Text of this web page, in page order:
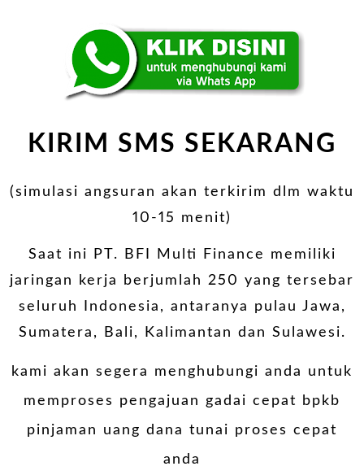
KIRIM SMS SEKARANG
(simulasi angsuran akan terkirim dlm waktu
10-15 menit)
Saat ini PT. BFI Multi Finance memiliki
jaringan kerja berjumlah 250 yang tersebar
seluruh Indonesia, antaranya pulau Jawa,
Sumatera, Bali, Kalimantan dan Sulawesi.
kami akan segera menghubungi anda untuk
memproses pengajuan gadai cepat bpkb
pinjaman uang dana tunai proses cepat
anda